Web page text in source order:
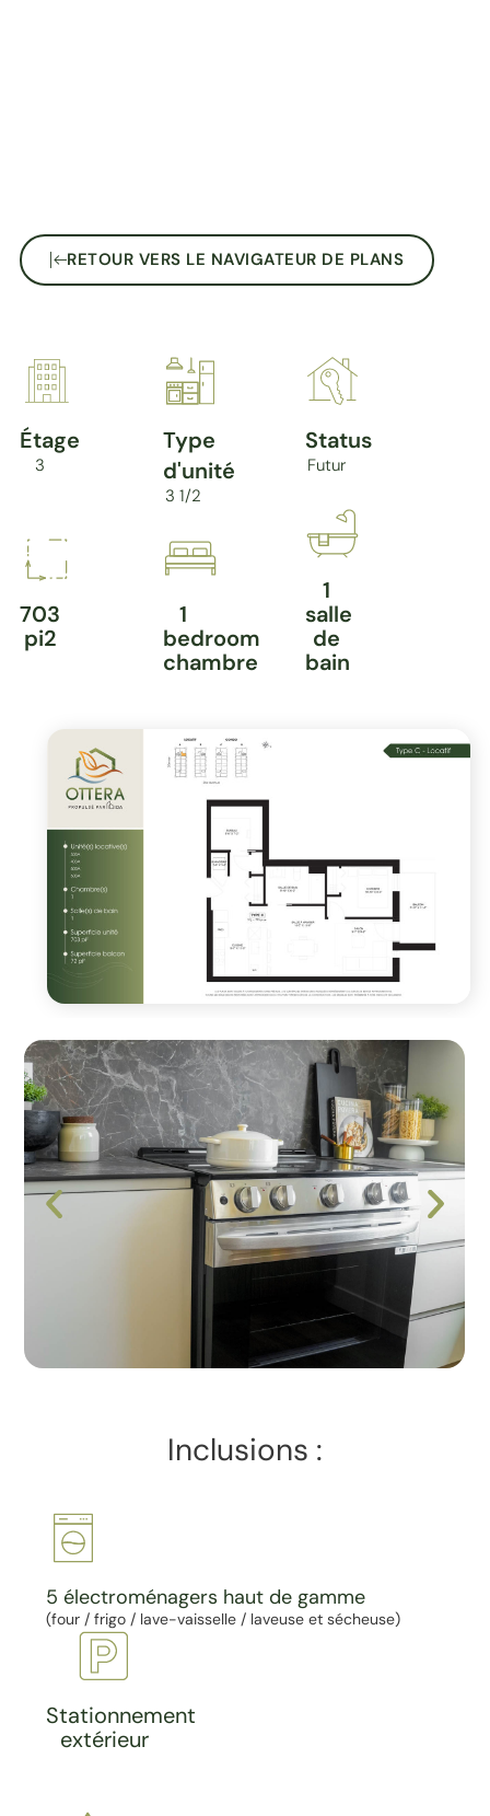
RETOUR VERS LE NAVIGATEUR DE PLANS
Étage
3
Type
d'unité
3 1/2
Status
Futur
703
pi2
1
bedroom
chambre
1
salle
de
bain
Inclusions :
5 électroménagers haut de gamme
(four / frigo / lave-vaisselle / laveuse et sécheuse)
Stationnement
extérieur